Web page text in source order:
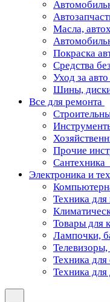
Масла,
Покраска
Средства
Уход за авто
Шины,
Все для ремонта
Прочие
Сантехника
Электроника и
Техника для
Товары для
Лампочки,
Техника
Техника